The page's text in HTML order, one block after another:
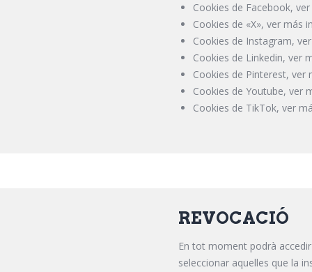
Cookies de Facebook,
Cookies de «X», ver más
Cookies de Instagram,
Cookies de Linkedin, ver
Cookies de Pinterest,
Cookies de Youtube, ver
Cookies de TikTok, ver
REVOCACIÓ
En tot moment podrà
seleccionar aquelles que la